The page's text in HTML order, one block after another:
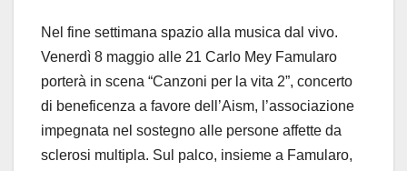
Nel fine settimana spazio alla musica dal vivo.
Venerdì 8 maggio alle 21 Carlo Mey Famularo
porterà in scena “Canzoni per la vita 2”, concerto
di beneficenza a favore dell’Aism, l’associazione
impegnata nel sostegno alle persone affette da
sclerosi multipla. Sul palco, insieme a Famularo,